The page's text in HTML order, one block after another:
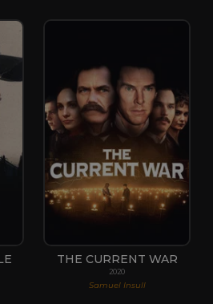
THE CURRENT WAR
2020
Samuel Insull